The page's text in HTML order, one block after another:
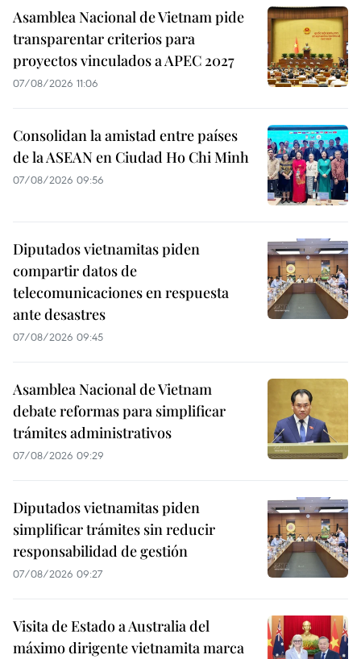
Asamblea Nacional de Vietnam pide
transparentar criterios para
proyectos vinculados a APEC 2027
07/08/2026 11:06
Consolidan la amistad entre países
de la ASEAN en Ciudad Ho Chi Minh
07/08/2026 09:56
Diputados vietnamitas piden
compartir datos de
telecomunicaciones en respuesta
ante desastres
07/08/2026 09:45
Asamblea Nacional de Vietnam
debate reformas para simplificar
trámites administrativos
07/08/2026 09:29
Diputados vietnamitas piden
simplificar trámites sin reducir
responsabilidad de gestión
07/08/2026 09:27
Visita de Estado a Australia del
máximo dirigente vietnamita marca